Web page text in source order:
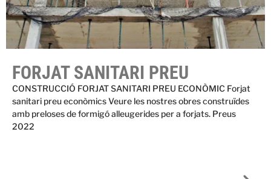
FORJAT SANITARI PREU
CONSTRUCCIÓ FORJAT SANITARI PREU ECONÒMIC Forjat
sanitari preu econòmics Veure les nostres obres construïdes
amb preloses de formigó alleugerides per a forjats. Preus
2022